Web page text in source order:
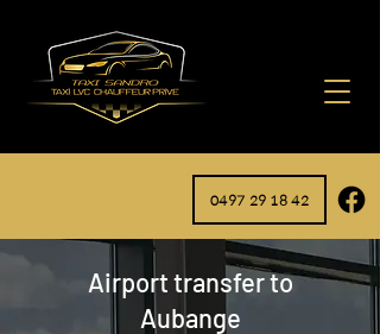
0497 29 18 42
Airport transfer to
Aubange